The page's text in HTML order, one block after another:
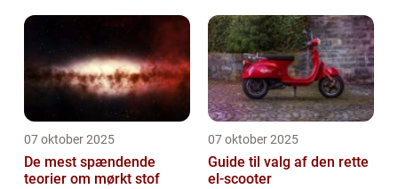
07 oktober 2025
De mest spændende
teorier om mørkt stof
07 oktober 2025
Guide til valg af den rette
el-scooter